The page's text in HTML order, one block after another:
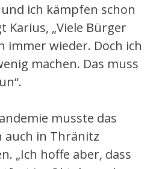
ich kämpfen schon
Karius, „Viele Bürger
immer wieder. Doch ich
machen. Das muss
musste das
auch in Thränitz
„Ich hoffe aber, dass